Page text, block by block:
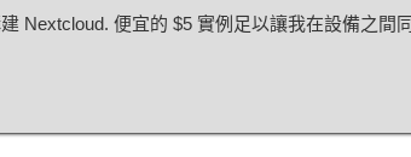
Nextcloud. 便宜的 $5 實例足以讓我在設備之